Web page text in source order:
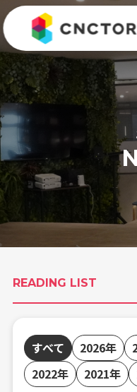
READING LIST
すべて 2026年
2022年
2021年